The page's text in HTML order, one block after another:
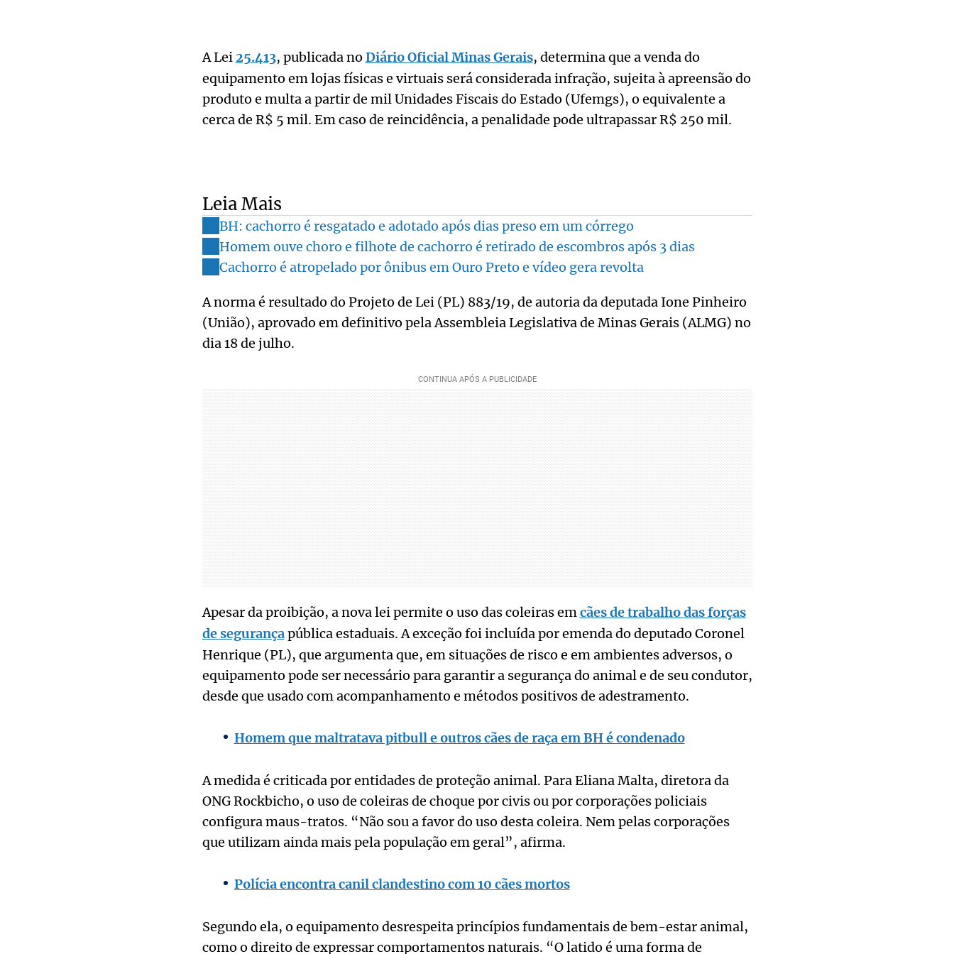
A Lei25.413, publicada no Diário Oficial Minas Gerais, determina que a venda do
equipamento em lojas físicas e virtuais será considerada infração, sujeita à apreensão do
produto e multa a partir de mil Unidades Fiscais do Estado (Ufemgs), o equivalente a
cerca de R$ 5 mil. Em caso de reincidência, a penalidade pode ultrapassar R$ 250 mil.
Leia Mais
BH: cachorro é resgatado e adotado após dias preso em um córrego
Homem ouve choro e filhote de cachorro é retirado de escombros após 3 dias
Cachorro é atropelado por ônibus em Ouro Preto e vídeo gera revolta
A norma é resultado do Projeto de Lei (PL) 883/19, de autoria da deputada Ione Pinheiro
(União), aprovado em definitivo pela Assembleia Legislativa de Minas Gerais (ALMG) no
dia 18 de julho.
Apesar da proibição, a nova lei permite o uso das coleiras emcães de trabalho das forças
de segurançapública estaduais. A exceção foi incluída por emenda do deputado Coronel
Henrique (PL), que argumenta que, em situações de risco e em ambientes adversos, o
equipamento pode ser necessário para garantir a segurança do animal e de seu condutor,
desde que usado com acompanhamento e métodos positivos de adestramento.
Homem que maltratava pitbull e outros cães de raça em BH é condenado
A medida é criticada por entidades de proteção animal. Para Eliana Malta, diretora da
ONG Rockbicho, o uso de coleiras de choque por civis ou por corporações policiais
configura maus-tratos. “Não sou a favor do uso desta coleira. Nem pelas corporações
que utilizam ainda mais pela população em geral”, afirma.
Polícia encontra canil clandestino com 10 cães mortos
Segundo ela, o equipamento desrespeita princípios fundamentais de bem-estar animal,
como o direito de expressar comportamentos naturais. “O latido é uma forma de